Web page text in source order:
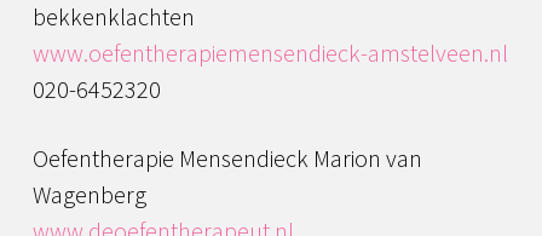
bekkenklachten
www.oefentherapiemensendieck-amstelveen.nl
020-6452320
Oefentherapie Mensendieck Marion van
Wagenberg